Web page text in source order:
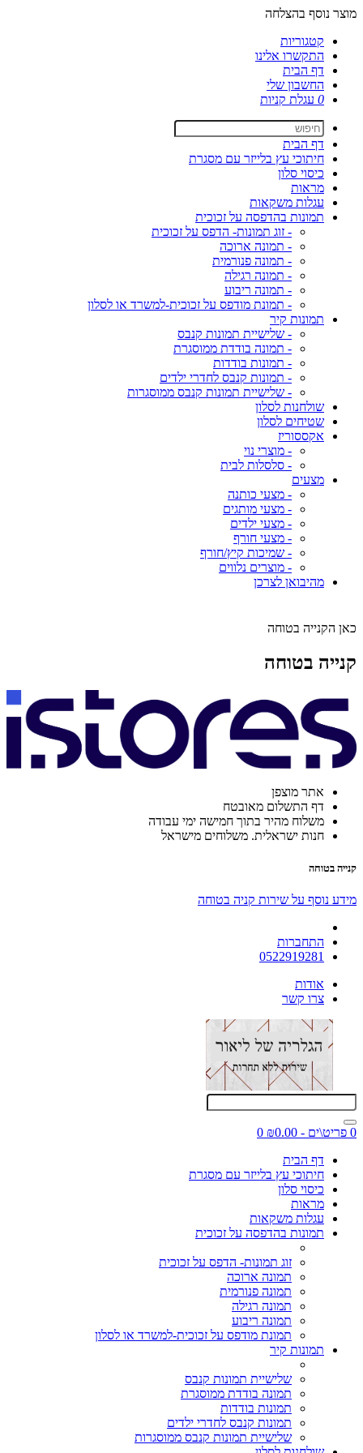
מוצר נוסף בהצלחה
קטגוריות
התקשרו אלינו
דף הבית
החשבון שלי
0 עגלת קניות
דף הבית
חיתוכי עץ בלייזר עם מסגרת
כיסוי סלון
מראות
עגלות משקאות
תמונות בהדפסה על זכוכית
- זוג תמונות- הדפס על זכוכית
- תמונה ארוכה
- תמונה פנורמית
- תמונה רגילה
- תמונה ריבוע
- תמונת מודפס על זכוכית-למשרד או לסלון
תמונות קיר
- שלישיית תמונות קנבס
- תמונה בודדת ממוסגרת
- תמונות בודדות
- תמונות קנבס לחדרי ילדים
- שלישיית תמונות קנבס ממוסגרות
שולחנות לסלון
שטיחים לסלון
אקססוריז
- מוצרי נוי
- סלסלות לבית
מצעים
- מצעי כותנה
- מצעי מותגים
- מצעי ילדים
- מצעי חורף
- שמיכות קיץ/חורף
- מוצרים נלווים
מהיבואן לצרכן
כאן הקנייה בטוחה
קנייה בטוחה
אתר מוצפן
דף התשלום מאובטח
משלוח מהיר בתוך חמישה ימי עבודה
חנות ישראלית. משלוחים מישראל
קנייה בטוחה
מידע נוסף על שירות קניה בטוחה
התחברות
0522919281
אודות
צרו קשר
0 פריט\ים - ₪0.00
0
דף הבית
חיתוכי עץ בלייזר עם מסגרת
כיסוי סלון
מראות
עגלות משקאות
תמונות בהדפסה על זכוכית
זוג תמונות- הדפס על זכוכית
תמונה ארוכה
תמונה פנורמית
תמונה רגילה
תמונה ריבוע
תמונת מודפס על זכוכית-למשרד או לסלון
תמונות קיר
שלישיית תמונות קנבס
תמונה בודדת ממוסגרת
תמונות בודדות
תמונות קנבס לחדרי ילדים
שלישיית תמונות קנבס ממוסגרות